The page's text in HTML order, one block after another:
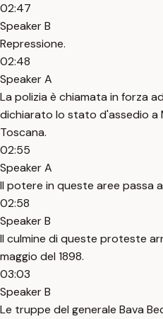
02:47
Speaker B
Repressione.
02:48
Speaker A
La polizia è chiamata in forza
dichiarato lo stato d'assedio a
Toscana.
02:55
Speaker A
Il potere in queste aree passa
02:58
Speaker B
Il culmine di queste proteste
maggio del 1898.
03:03
Speaker B
Le truppe del generale Bava